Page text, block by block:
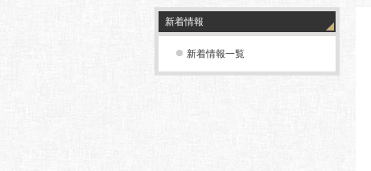
新着情報
新着情報一覧